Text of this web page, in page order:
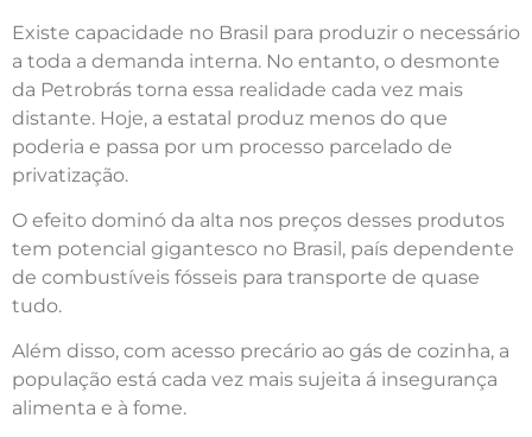
Existe capacidade no Brasil para produzir o necessário
a toda a demanda interna. No entanto, o desmonte
da Petrobrás torna essa realidade cada vez mais
distante. Hoje, a estatal produz menos do que
poderia e passa por um processo parcelado de
privatização.
O efeito dominó da alta nos preços desses produtos
tem potencial gigantesco no Brasil, país dependente
de combustíveis fósseis para transporte de quase
tudo.
Além disso, com acesso precário ao gás de cozinha, a
população está cada vez mais sujeita á insegurança
alimenta e à fome.